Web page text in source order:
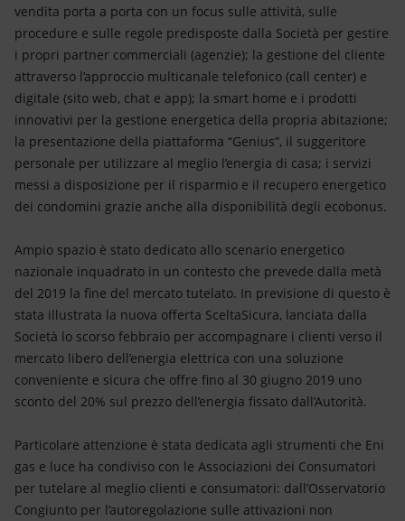
vendita porta a porta con un focus sulle attività, sulle
procedure e sulle regole predisposte dalla Società per gestire
i propri partner commerciali (agenzie); la gestione del cliente
attraverso l’approccio multicanale telefonico (call center) e
digitale (sito web, chat e app); la smart home e i prodotti
innovativi per la gestione energetica della propria abitazione;
la presentazione della piattaforma “Genius”, il suggeritore
personale per utilizzare al meglio l’energia di casa; i servizi
messi a disposizione per il risparmio e il recupero energetico
dei condomini grazie anche alla disponibilità degli ecobonus.
Ampio spazio è stato dedicato allo scenario energetico
nazionale inquadrato in un contesto che prevede dalla metà
del 2019 la fine del mercato tutelato. In previsione di questo è
stata illustrata la nuova offerta SceltaSicura, lanciata dalla
Società lo scorso febbraio per accompagnare i clienti verso il
mercato libero dell’energia elettrica con una soluzione
conveniente e sicura che offre fino al 30 giugno 2019 uno
sconto del 20% sul prezzo dell’energia fissato dall’Autorità.
Particolare attenzione è stata dedicata agli strumenti che Eni
gas e luce ha condiviso con le Associazioni dei Consumatori
per tutelare al meglio clienti e consumatori: dall’Osservatorio
Congiunto per l’autoregolazione sulle attivazioni non